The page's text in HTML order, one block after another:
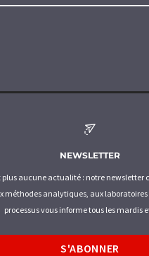
NEWSLETTER
plus aucune actualité : notre newsletter
méthodes analytiques, aux laboratoires
processus vous informe tous les mardis
S'ABONNER